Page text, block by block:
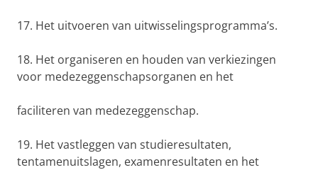
17. Het uitvoeren van uitwisselingsprogramma’s.
18. Het organiseren en houden van verkiezingen
voor medezeggenschapsorganen en het
faciliteren van medezeggenschap.
19. Het vastleggen van studieresultaten,
tentamenuitslagen, examenresultaten en het